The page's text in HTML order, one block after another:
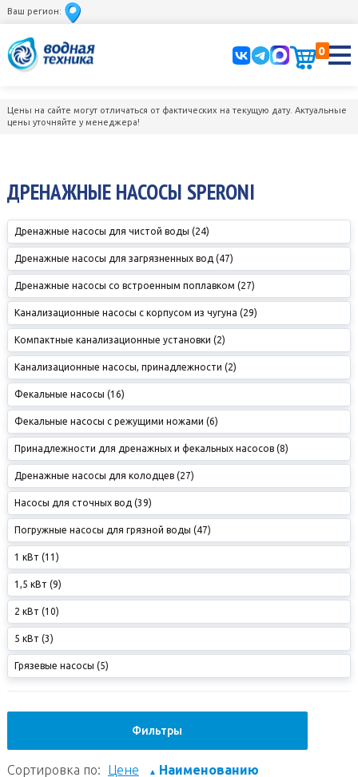
Ваш регион:
0
Цены на сайте могут отличаться от фактических на текущую дату. Актуальные
цены уточняйте у менеджера!
ДРЕНАЖНЫЕ НАСОСЫ SPERONI
Дренажные насосы для чистой воды (24)
Дренажные насосы для загрязненных вод (47)
Дренажные насосы со встроенным поплавком (27)
Канализационные насосы с корпусом из чугуна (29)
Компактные канализационные установки (2)
Канализационные насосы, принадлежности (2)
Фекальные насосы (16)
Фекальные насосы с режущими ножами (6)
Принадлежности для дренажных и фекальных насосов (8)
Дренажные насосы для колодцев (27)
Насосы для сточных вод (39)
Погружные насосы для грязной воды (47)
1 кВт (11)
1,5 кВт (9)
2 кВт (10)
5 кВт (3)
Грязевые насосы (5)
Фильтры
Сортировка по: Цене ▲ Наименованию